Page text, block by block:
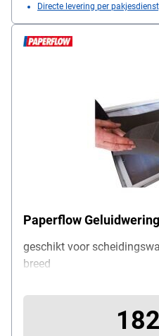
Directe levering per
Paperflow
geschikt voor
breed